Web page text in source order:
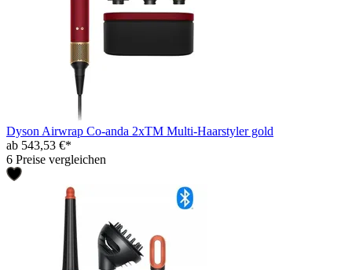
Dyson Airwrap Co-anda 2xTM Multi-Haarstyler gold
ab 543,53 €*
6 Preise vergleichen